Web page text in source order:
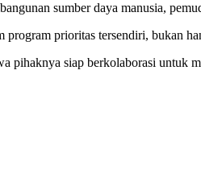
sumber daya manusia,
prioritas tersendiri, bukan
siap berkolaborasi untuk